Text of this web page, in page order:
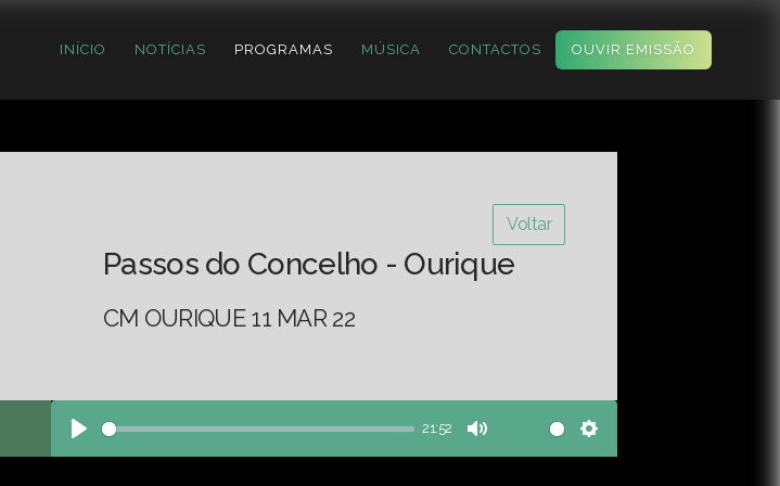
INÍCIO NOTÍCIAS PROGRAMAS MÚSICA CONTACTOS OUVIR EMISSÃO
Voltar
Passos do Concelho - Ourique
CM OURIQUE 11 MAR 22
Play
21:52
Mute Settings